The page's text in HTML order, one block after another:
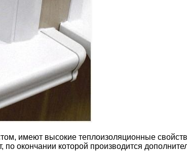
имеют высокие теплоизоляционные
окончании которой производится